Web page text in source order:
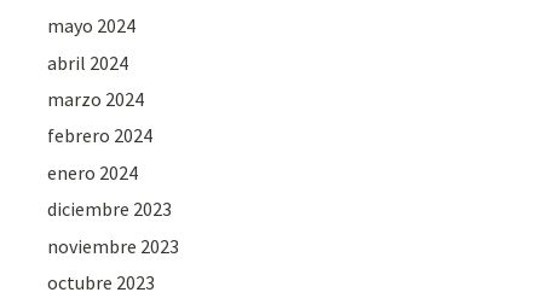
mayo 2024
abril 2024
marzo 2024
febrero 2024
enero 2024
diciembre 2023
noviembre 2023
octubre 2023